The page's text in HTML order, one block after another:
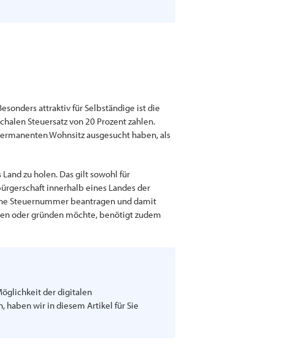
attraktiv für Selbständige ist die
Steuersatz von 20 Prozent zahlen.
Wohnsitz ausgesucht haben, als
zu holen. Das gilt sowohl für
innerhalb eines Landes der
Steuernummer beantragen und damit
oder gründen möchte, benötigt zudem
der digitalen
haben wir in diesem Artikel für Sie